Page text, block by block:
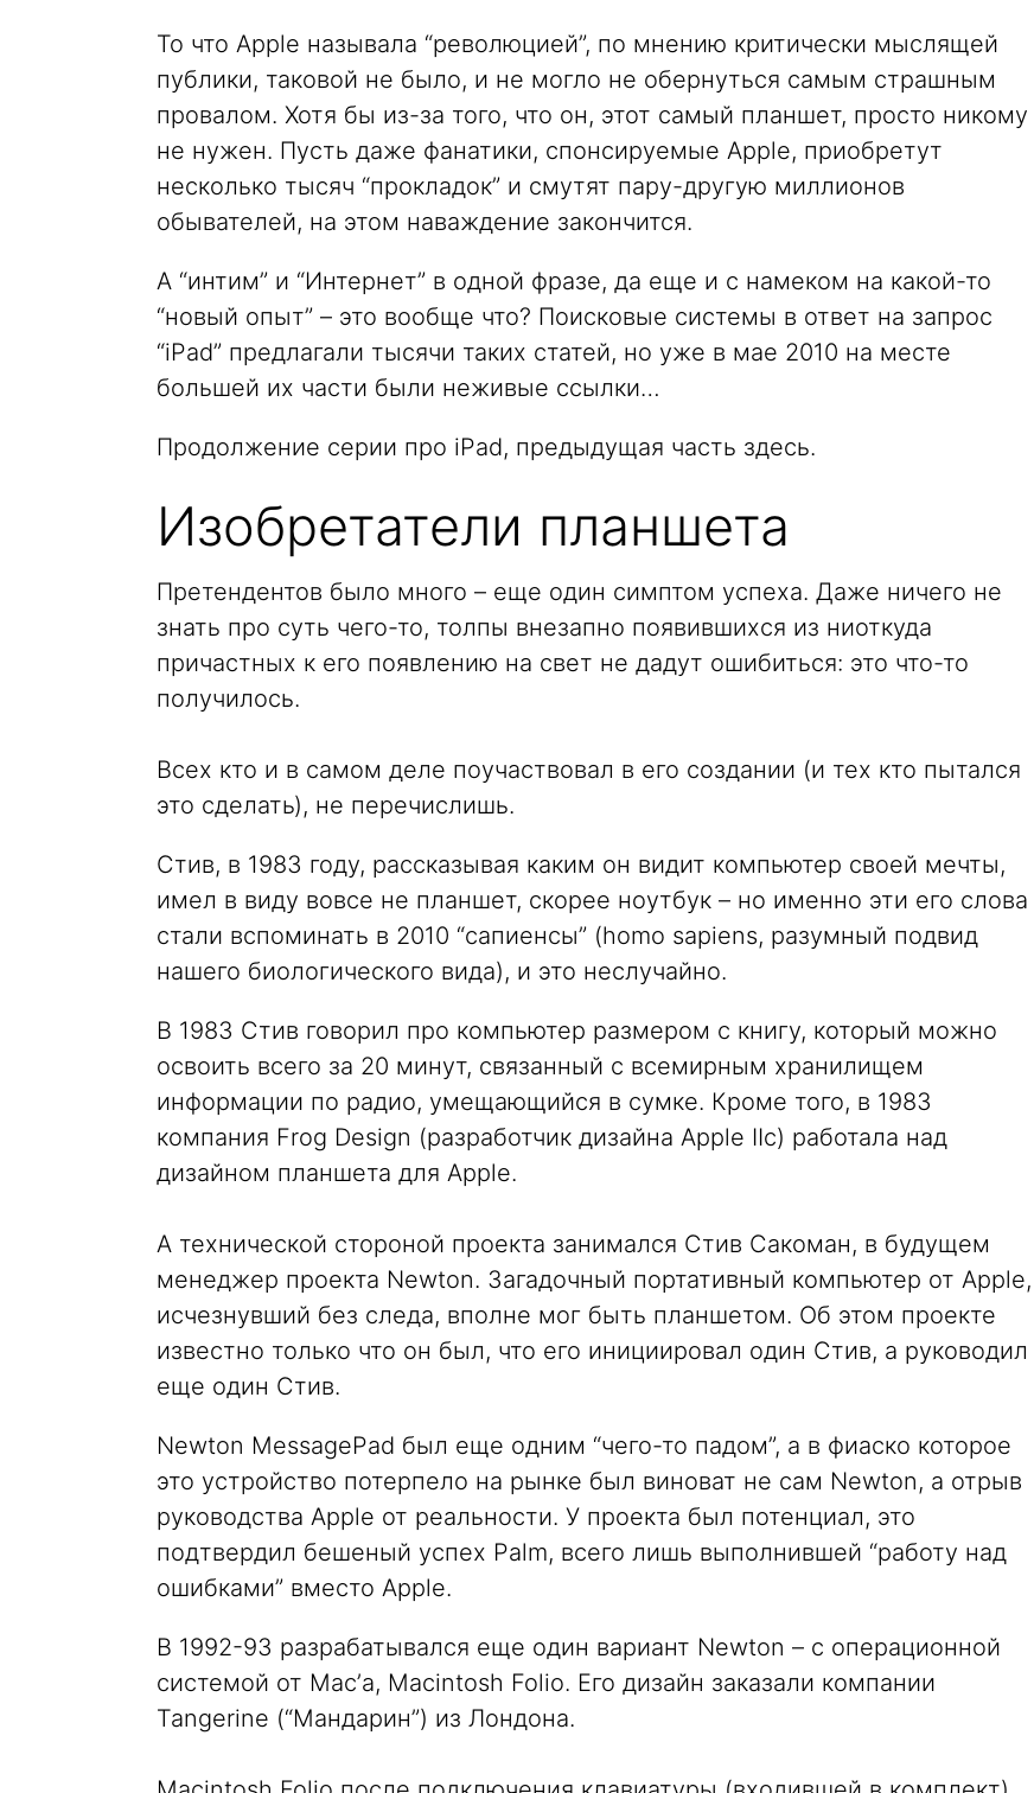
То что Apple называла “революцией”, по мнению критически мыслящей
публики, таковой не было, и не могло не обернуться самым страшным
провалом. Хотя бы из-за того, что он, этот самый планшет, просто никому
не нужен. Пусть даже фанатики, спонсируемые Apple, приобретут
несколько тысяч “прокладок” и смутят пару-другую миллионов
обывателей, на этом наваждение закончится.
А “интим” и “Интернет” в одной фразе, да еще и с намеком на какой-то
“новый опыт” – это вообще что? Поисковые системы в ответ на запрос
“iPad” предлагали тысячи таких статей, но уже в мае 2010 на месте
большей их части были неживые ссылки…
Продолжение серии про iPad, предыдущая часть здесь.
Изобретатели планшета
Претендентов было много – еще один симптом успеха. Даже ничего не
знать про суть чего-то, толпы внезапно появившихся из ниоткуда
причастных к его появлению на свет не дадут ошибиться: это что-то
получилось.
Всех кто и в самом деле поучаствовал в его создании (и тех кто пытался
это сделать), не перечислишь.
Стив, в 1983 году, рассказывая каким он видит компьютер своей мечты,
имел в виду вовсе не планшет, скорее ноутбук – но именно эти его слова
стали вспоминать в 2010 “сапиенсы” (homo sapiens, разумный подвид
нашего биологического вида), и это неслучайно.
В 1983 Стив говорил про компьютер размером с книгу, который можно
освоить всего за 20 минут, связанный с всемирным хранилищем
информации по радио, умещающийся в сумке. Кроме того, в 1983
компания Frog Design (разработчик дизайна Apple IIc) работала над
дизайном планшета для Apple.
А технической стороной проекта занимался Стив Сакоман, в будущем
менеджер проекта Newton. Загадочный портативный компьютер от Apple,
исчезнувший без следа, вполне мог быть планшетом. Об этом проекте
известно только что он был, что его инициировал один Стив, а руководил
еще один Стив.
Newton MessagePad был еще одним “чего-то падом”, а в фиаско которое
это устройство потерпело на рынке был виноват не сам Newton, а отрыв
руководства Apple от реальности. У проекта был потенциал, это
подтвердил бешеный успех Palm, всего лишь выполнившей “работу над
ошибками” вместо Apple.
В 1992-93 разрабатывался еще один вариант Newton – с операционной
системой от Mac’а, Macintosh Folio. Его дизайн заказали компании
Tangerine (“Мандарин”) из Лондона.